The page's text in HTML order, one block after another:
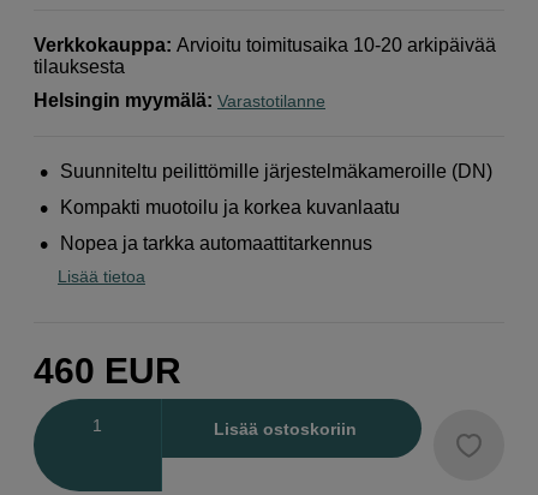
Verkkokauppa: Arvioitu toimitusaika 10-20 arkipäivää
tilauksesta
Helsingin myymälä: Varastotilanne
Suunniteltu peilittömille järjestelmäkameroille (DN)
Kompakti muotoilu ja korkea kuvanlaatu
Nopea ja tarkka automaattitarkennus
Lisää tietoa
460 EUR
Lisää ostoskoriin